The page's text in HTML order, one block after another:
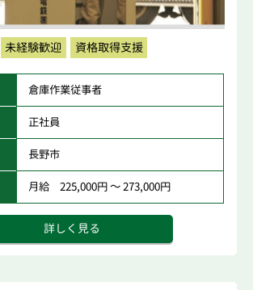
未経験歓迎 資格取得支援
倉庫作業従事者
正社員
長野市
月給 225,000円 ～ 273,000円
詳しく見る